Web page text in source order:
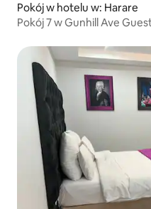
Pokój w hotelu w: Harare
Pokój 7 w Gunhill Ave